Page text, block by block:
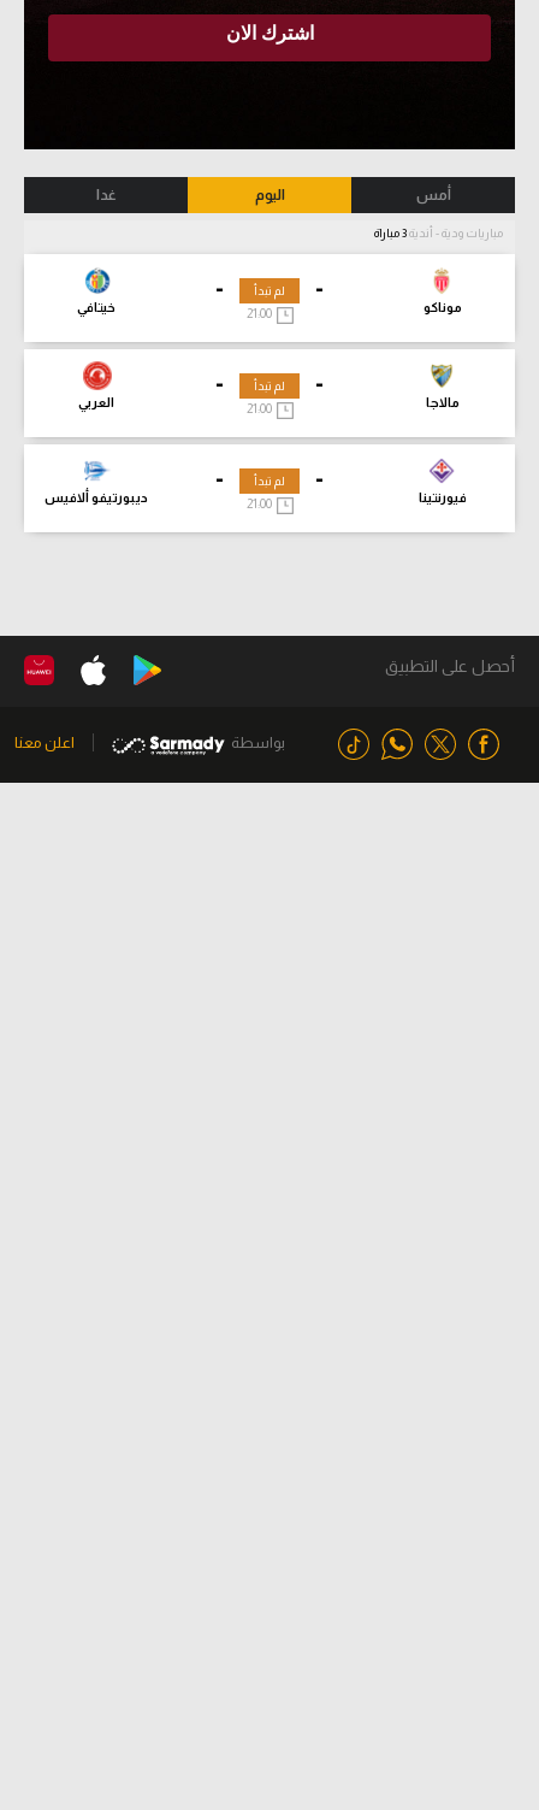
أمس اليوم غدا
مباريات ودية - أندية
-
موناكو
-
خيتافي
لم تبدأ
21:00
-
مالاجا
-
العربي
لم تبدأ
21:00
-
فيورنتينا
-
ديبورتيفو ألافيس
لم تبدأ
21:00
أحصل على التطبيق
بواسطة اعلن معنا